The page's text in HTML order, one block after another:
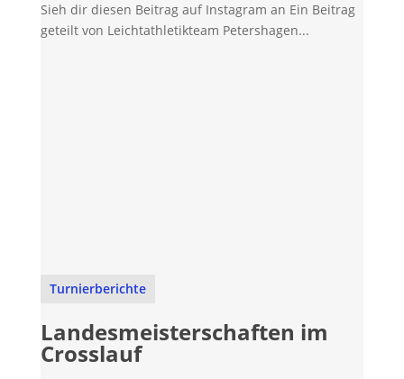
Sieh dir diesen Beitrag auf Instagram an Ein Beitrag
geteilt von Leichtathletikteam Petershagen...
Turnierberichte
Landesmeisterschaften im
Crosslauf